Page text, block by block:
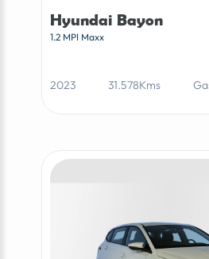
Hyundai Bayon
1.2 MPI Maxx
2023 31.578Kms